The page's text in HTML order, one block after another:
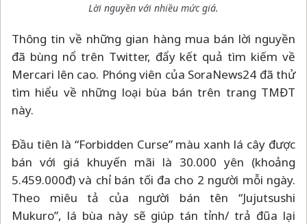
Lời nguyền với nhiều mức giá.
Thông tin về những gian hàng mua bán lời nguyền
đã bùng nổ trên Twitter, đẩy kết quả tìm kiếm về
Mercari lên cao. Phóng viên của SoraNews24 đã thử
tìm hiểu về những loại bùa bán trên trang TMĐT
này.
Đầu tiên là “Forbidden Curse” màu xanh lá cây được
bán với giá khuyến mãi là 30.000 yên (khoảng
5.459.000đ) và chỉ bán tối đa cho 2 người mỗi ngày.
Theo miêu tả của người bán tên “Jujutsushi
Mukuro”, lá bùa này sẽ giúp tán tỉnh/ trả đũa lại